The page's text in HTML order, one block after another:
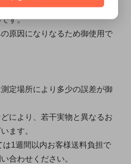
。少しずつ水をかけてタオル
す。
原因になりなるため御使用で
定場所により多少の誤差が御
により、若干実物と異なるお
ます。
1週間以内お客様送料負担で
合わせください。